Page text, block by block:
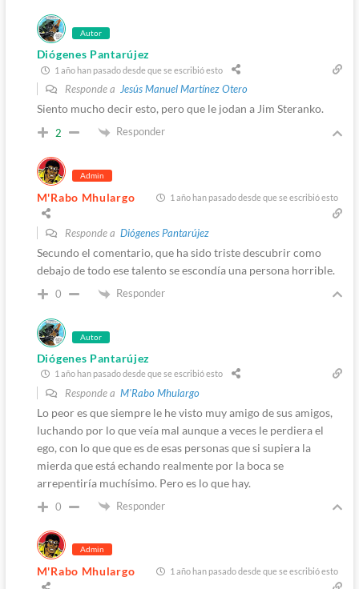
Autor
Diógenes Pantarújez
1 año han pasado desde que se escribió esto
Responde a Jesús Manuel Martínez Otero
Siento mucho decir esto, pero que le jodan a Jim Steranko.
2 Responder
Admin
M'Rabo Mhulargo 1 año han pasado desde que se escribió esto
Responde a Diógenes Pantarújez
Secundo el comentario, que ha sido triste descubrir como
debajo de todo ese talento se escondía una persona horrible.
0 Responder
Autor
Diógenes Pantarújez
1 año han pasado desde que se escribió esto
Responde a M'Rabo Mhulargo
Lo peor es que siempre le he visto muy amigo de sus amigos,
luchando por lo que veía mal aunque a veces le perdiera el
ego, con lo que que es de esas personas que si supiera la
mierda que está echando realmente por la boca se
arrepentiría muchísimo. Pero es lo que hay.
0 Responder
Admin
M'Rabo Mhulargo 1 año han pasado desde que se escribió esto